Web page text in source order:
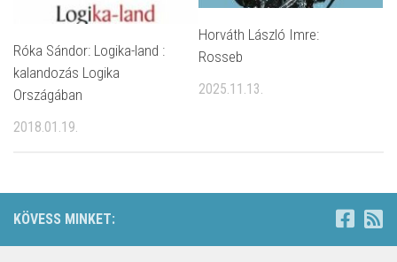
Róka Sándor: Logika-land :
kalandozás Logika
Országában
2018.01.19.
Horváth László Imre:
Rosseb
2025.11.13.
KÖVESS MINKET: